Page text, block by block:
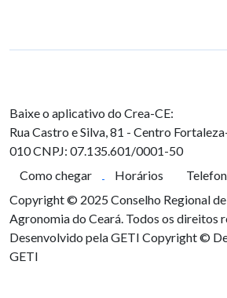
Baixe o aplicativo do Crea-CE:
Rua Castro e Silva, 81 - Centro
010CNPJ: 07.135.601/0001-50
Como chegar
Horários
Copyright © 2025 Conselho Regional de
Agronomia do Ceará. Todos os direitos
Desenvolvido pela GETI Copyright ©
GETI